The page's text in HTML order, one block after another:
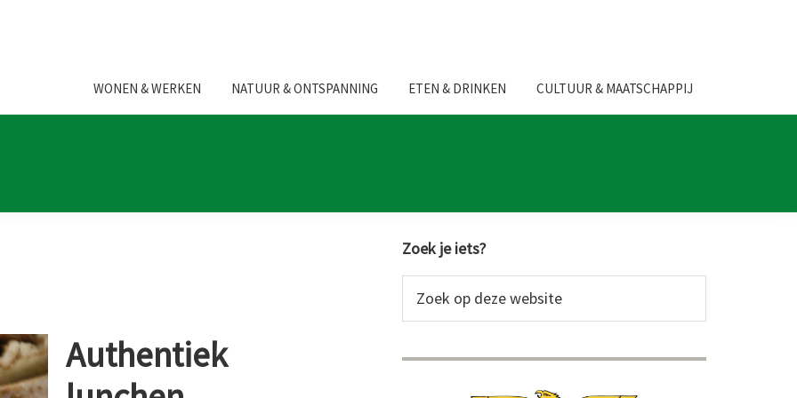
WONEN & WERKEN NATUUR & ONTSPANNING ETEN & DRINKEN CULTUUR & MAATSCHAPPIJ
Authentiek
Primaire
Sidebar
Zoek je iets?
op
website